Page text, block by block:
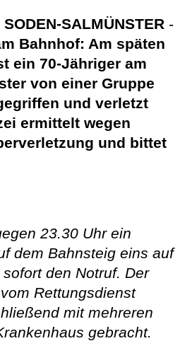
SODEN-SALMÜNSTER -
Bahnhof: Am späten
ein 70-Jähriger am
von einer Gruppe
und verletzt
ermittelt wegen
und bittet
23.30 Uhr ein
dem Bahnsteig eins auf
den Notruf. Der
Rettungsdienst
mit mehreren
gebracht.